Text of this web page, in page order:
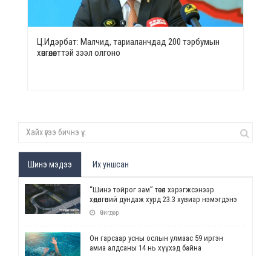
Ц.Идэрбат: Малчид, тариаланчдад 200 тэрбумын
хөнгөлөлттэй зээл олгоно
Шинэ мэдээ Их уншсан
“Шинэ тойрог зам” төсөл хэрэгжсэнээр
хөдөлгөөний дундаж хурд 23.3 хувиар нэмэгдэнэ
Өчигдөр
Он гарсаар усны ослын улмаас 59 иргэн
амиа алдсаны 14 нь хүүхэд байна